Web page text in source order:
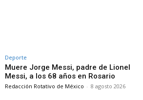
Deporte
Muere Jorge Messi, padre de Lionel
Messi, a los 68 años en Rosario
Redacción Rotativo de México - 8 agosto 2026